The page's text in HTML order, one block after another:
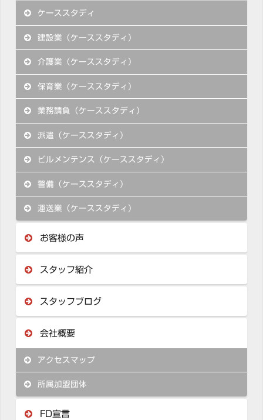
ケーススタディ
建設業（ケーススタディ）
介護業（ケーススタディ）
保育業（ケーススタディ）
業務請負（ケーススタディ）
派遣（ケーススタディ）
ビルメンテンス（ケーススタディ）
警備（ケーススタディ）
運送業（ケーススタディ）
お客様の声
スタッフ紹介
スタッフブログ
会社概要
アクセスマップ
所属加盟団体
FD宣言